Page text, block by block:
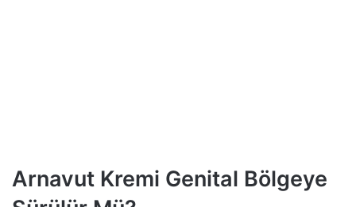
Arnavut Kremi Genital Bölgeye